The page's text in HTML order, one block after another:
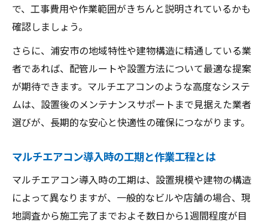
で、工事費用や作業範囲がきちんと説明されているかも
確認しましょう。
さらに、浦安市の地域特性や建物構造に精通している業
者であれば、配管ルートや設置方法について最適な提案
が期待できます。マルチエアコンのような高度なシステ
ムは、設置後のメンテナンスサポートまで見据えた業者
選びが、長期的な安心と快適性の確保につながります。
マルチエアコン導入時の工期と作業工程とは
マルチエアコン導入時の工期は、設置規模や建物の構造
によって異なりますが、一般的なビルや店舗の場合、現
地調査から施工完了までおよそ数日から1週間程度が目